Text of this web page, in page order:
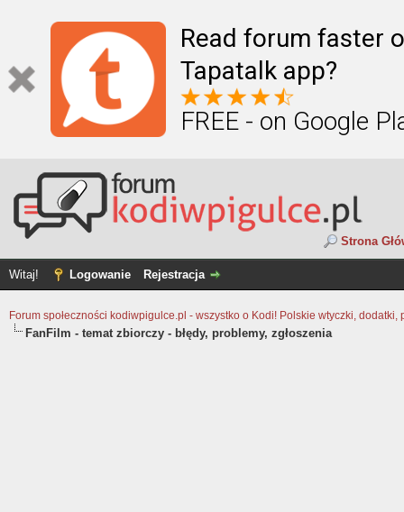
Read forum faster
Tapatalk app?
FREE - on Google
Strona
Witaj! Logowanie Rejestracja
Forum społeczności kodiwpigulce.pl - wszystko o Kodi! Polskie wtyczki, dodatki,
FanFilm - temat zbiorczy - błędy, problemy, zgłoszenia